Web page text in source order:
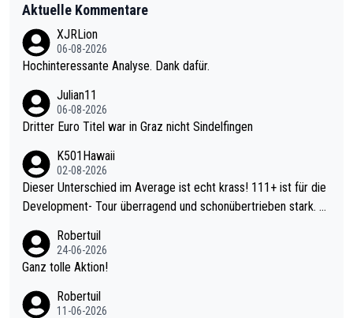
Aktuelle Kommentare
XJRLion
06-08-2026
Hochinteressante Analyse. Dank dafür.
Julian11
06-08-2026
Dritter Euro Titel war in Graz nicht Sindelfingen
K501Hawaii
02-08-2026
Dieser Unterschied im Average ist echt krass! 111+ ist für die
Development- Tour überragend und schonübertrieben stark. U
mal 40+ erst recht. Da gewinnst keinen Blumentopf - ist ja noc
h krasser wie ein Pokalspiel eines Kreisligisten vs einem Bund
Robertuil
24-06-2026
Ganz tolle Aktion!
Robertuil
11-06-2026